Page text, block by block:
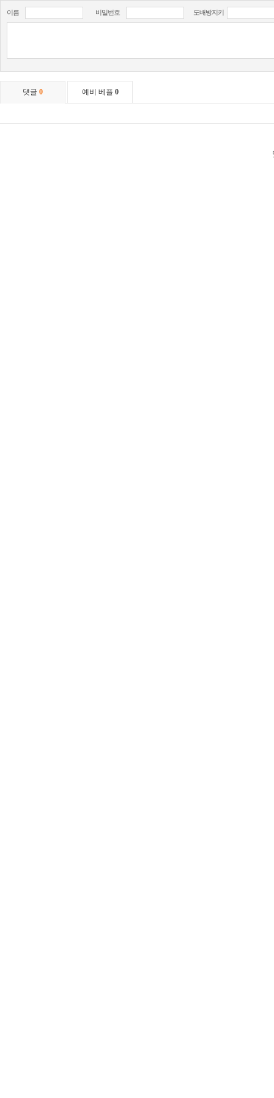
이름 비밀번호 도배방지키
댓글 0 예비 베플 0